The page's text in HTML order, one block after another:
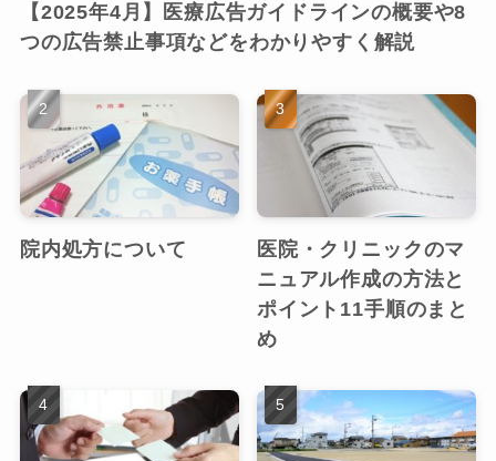
【2025年4月】医療広告ガイドラインの概要や8
つの広告禁止事項などをわかりやすく解説
院内処方について
医院・クリニックのマ
ニュアル作成の方法と
ポイント11手順のまと
め